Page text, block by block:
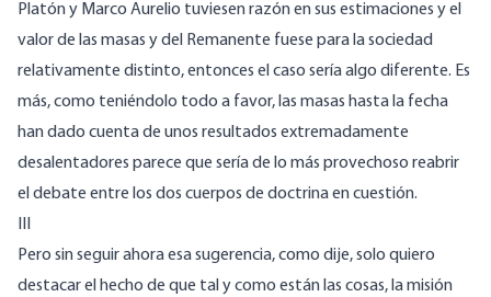
Platón y Marco Aurelio tuviesen razón en sus estimaciones y el
valor de las masas y del Remanente fuese para la sociedad
relativamente distinto, entonces el caso sería algo diferente. Es
más, como teniéndolo todo a favor, las masas hasta la fecha
han dado cuenta de unos resultados extremadamente
desalentadores parece que sería de lo más provechoso reabrir
el debate entre los dos cuerpos de doctrina en cuestión.
Pero sin seguir ahora esa sugerencia, como dije, solo quiero
destacar el hecho de que tal y como están las cosas, la misión